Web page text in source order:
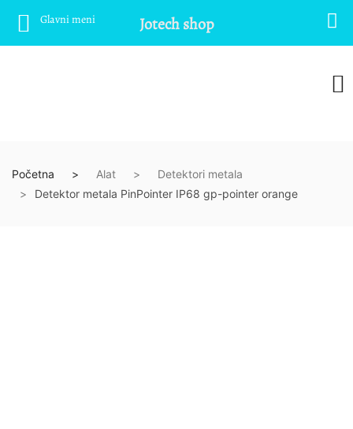
Početna Alat
Detektori metala
Detektor metala PinPointer IP68 gp-pointer orange
Glavni meni Jotech shop